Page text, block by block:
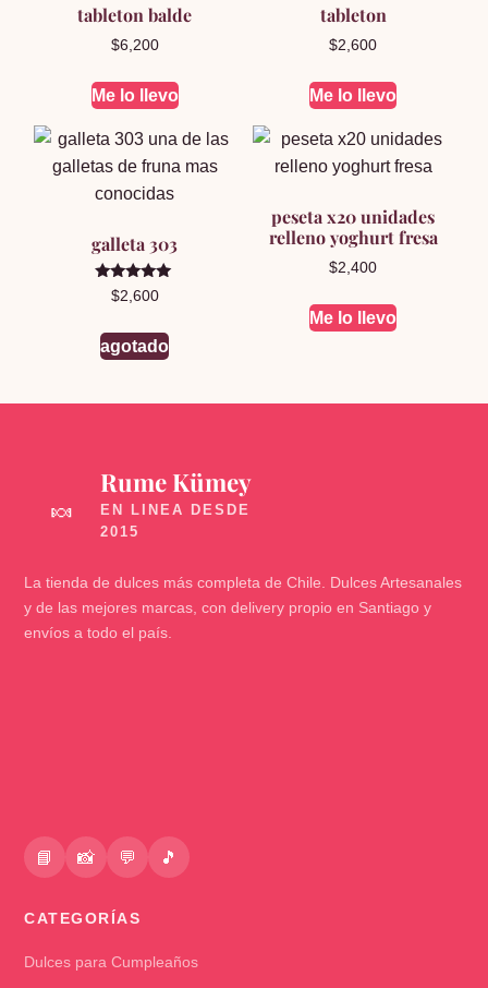
tableton balde
$6,200
Me lo llevo
tableton
$2,600
Me lo llevo
galleta 303
Valorado en
5.00
$2,600
agotado
peseta x20 unidades
relleno yoghurt fresa
$2,400
Me lo llevo
🍬
Rume Kümey
La tienda de dulces más completa de Chile. Dulces Artesanales
y de las mejores marcas, con delivery propio en Santiago y
envíos a todo el país.
📘 📸 💬 🎵
CATEGORÍAS
Dulces para Cumpleaños